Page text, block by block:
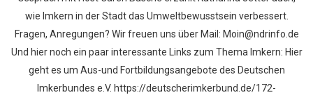
wie Imkern in der Stadt das Umweltbewusstsein verbessert.
Fragen, Anregungen? Wir freuen uns über Mail: Moin@ndrinfo.de
Und hier noch ein paar interessante Links zum Thema Imkern: Hier
geht es um Aus-und Fortbildungsangebote des Deutschen
Imkerbundes e.V. https://deutscherimkerbund.de/172-